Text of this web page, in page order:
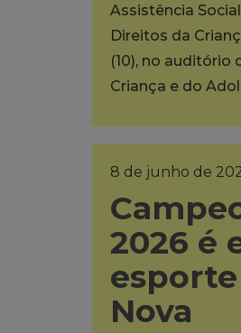
Assistência
Direitos da
(10), no auditório
Criança e do
8 de junho de
2026 é
Nova